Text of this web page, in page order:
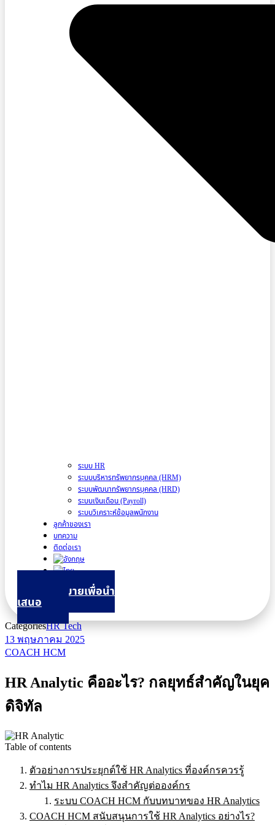
ระบบ HR
ระบบบริหารทรัพยากรบุคคล (HRM)
ระบบพัฒนาทรัพยากรบุคคล (HRD)
ระบบเงินเดือน (Payroll)
ระบบวิเคราะห์ข้อมูลพนักงาน
ลูกค้าของเรา
บทความ
ติดต่อเรา
นัดหมายเพื่อนำ
เสนอ
CategoriesHR Tech
13 พฤษภาคม 2025
COACH HCM
HR Analytic คืออะไร? กลยุทธ์สำคัญในยุค
ดิจิทัล
Table of contents
ตัวอย่างการประยุกต์ใช้ HR Analytics ที่องค์กรควรรู้
ทำไม HR Analytics จึงสำคัญต่อองค์กร
ระบบ COACH HCM กับบทบาทของ HR Analytics
COACH HCM สนับสนุนการใช้ HR Analytics อย่างไร?